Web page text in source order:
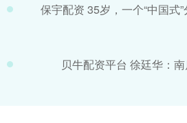
保宇配资 35岁，一个“中国式
贝牛配资平台 徐廷华：